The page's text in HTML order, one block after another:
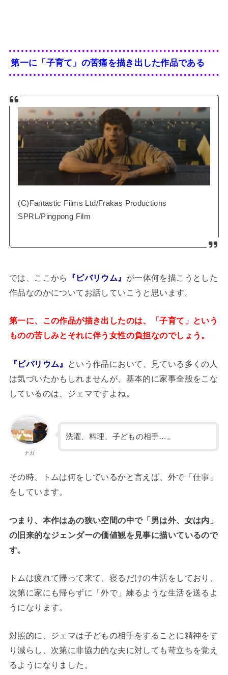
第一に「子育て」の苦痛を描き出した作品である
(C)Fantastic Films Ltd/Frakas Productions
SPRL/Pingpong Film
では、ここから 『ビバリウム』 が一体何を描こうとした
作品なのかについてお話していこうと思います。
第一に、この作品が描き出したのは、「子育て」という
ものの苦しみとそれに伴う女性の負担なのでしょう。
『ビバリウム』
という作品において、見ている多くの人
は気づいたかもしれませんが、基本的に家事全般をこな
しているのは、ジェマですよね。
ナガ
洗濯、料理、子どもの相手…。
その時、トムは何をしているかと言えば、外で「仕事」
をしています。
つまり、本作はあの狭い空間の中で「男は外、女は内」
の旧来的なジェンダーの価値観を見事に描いているので
す。
トムは疲れて帰って来て、寝るだけの生活をしており、
次第に家にも帰らずに「外で」練るような生活を送るよ
うになります。
対照的に、ジェマは子どもの相手をすることに精神をす
り減らし、次第に非協力的な夫に対しても苛立ちを覚え
るようになりました。